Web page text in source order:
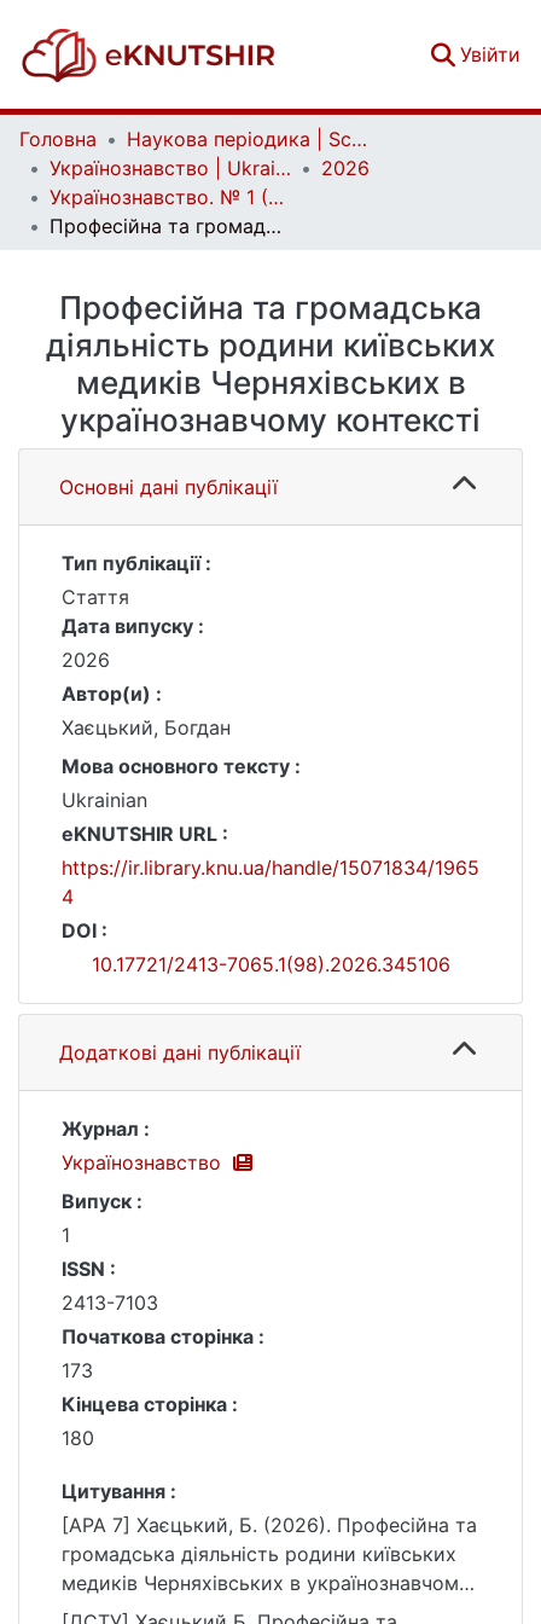
Увійти
Головна
Наукова періодика | Scientific periodicals
Українознавство | Ukrainian Studies
2026
Українознавство. № 1 (98)
Професійна та громадська діяльність родини київських медиків Черняхівських в українознавчому контексті
Професійна та громадська
діяльність родини київських
медиків Черняхівських в
українознавчому контексті
Основні дані публікації
Тип публікації :
Стаття
Дата випуску :
2026
Автор(и) :
Хаєцький, Богдан
Мова основного тексту :
Ukrainian
eKNUTSHIR URL :
https://ir.library.knu.ua/handle/15071834/1965
4
DOI :
10.17721/2413-7065.1(98).2026.345106
Додаткові дані публікації
Журнал :
Українознавство
Випуск :
1
ISSN :
2413-7103
Початкова сторінка :
173
Кінцева сторінка :
180
Цитування :
[APA 7] Хаєцький, Б. (2026). Професійна та
громадська діяльність родини київських
медиків Черняхівських в українознавчому
контексті. Українознавство, (1), 173–180.